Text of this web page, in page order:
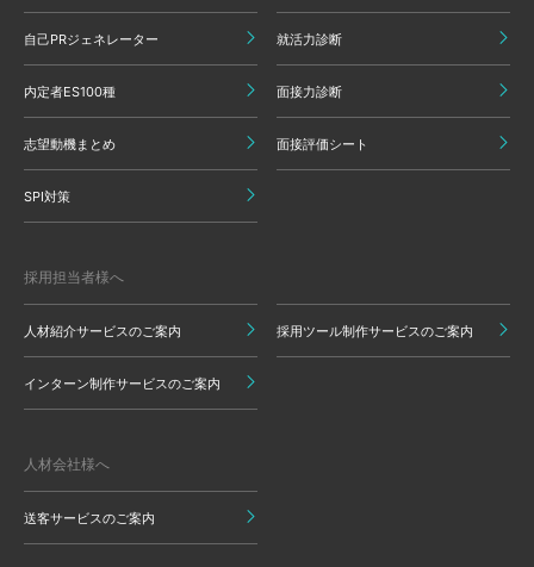
自己PRジェネレーター 就活力診断
内定者ES100種 面接力診断
志望動機まとめ 面接評価シート
SPI対策
採用担当者様へ
人材紹介サービスのご案内 採用ツール制作サービスのご案内
インターン制作サービスのご案内
人材会社様へ
送客サービスのご案内